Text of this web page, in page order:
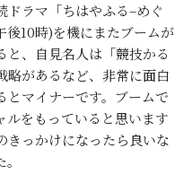
ドラマ「ちはやふる–めぐ
後10時)を機にまたブームが
、自見名人は「競技かる
略があるなど、非常に面白
とマイナーです。ブームで
ルをもっていると思います
きっかけになったら良いな